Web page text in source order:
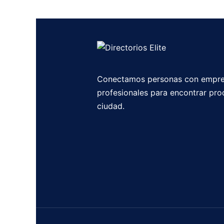
Conectamos personas con
profesionales para encontrar
ciudad.